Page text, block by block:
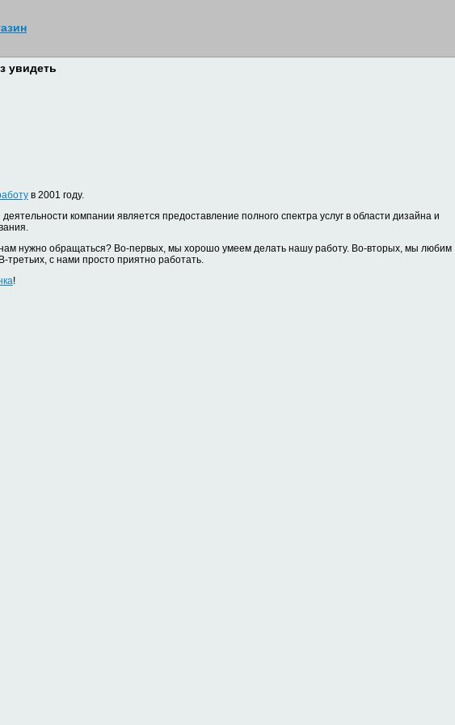
увидеть
в 2001 году.
компании является предоставление полного спектра услуг в области дизайна и
нужно обращаться? Во-первых, мы хорошо умеем делать нашу работу. Во-вторых, мы любим
третьих, с нами просто приятно работать.
!